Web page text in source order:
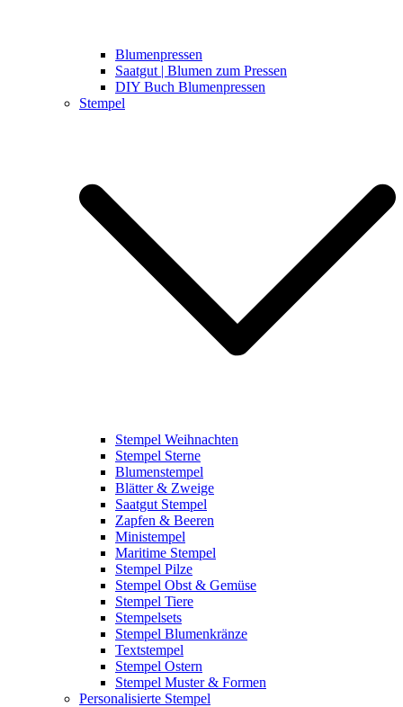
Blumenpressen
Saatgut | Blumen zum Pressen
DIY Buch Blumenpressen
Stempel
Stempel Weihnachten
Stempel Sterne
Blumenstempel
Blätter & Zweige
Saatgut Stempel
Zapfen & Beeren
Ministempel
Maritime Stempel
Stempel Pilze
Stempel Obst & Gemüse
Stempel Tiere
Stempelsets
Stempel Blumenkränze
Textstempel
Stempel Ostern
Stempel Muster & Formen
Personalisierte Stempel